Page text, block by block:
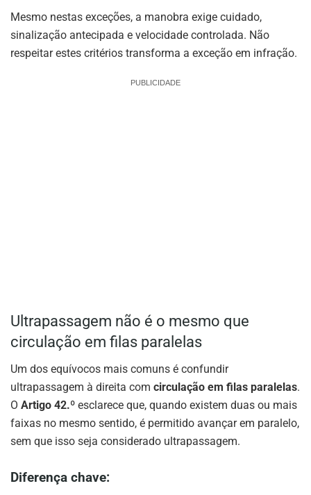
Mesmo nestas exceções, a manobra exige cuidado,
sinalização antecipada e velocidade controlada. Não
respeitar estes critérios transforma a exceção em infração.
PUBLICIDADE
Ultrapassagem não é o mesmo que
circulação em filas paralelas
Um dos equívocos mais comuns é confundir
ultrapassagem à direita com circulação em filas paralelas.
O Artigo 42.º esclarece que, quando existem duas ou mais
faixas no mesmo sentido, é permitido avançar em paralelo,
sem que isso seja considerado ultrapassagem.
Diferença chave: